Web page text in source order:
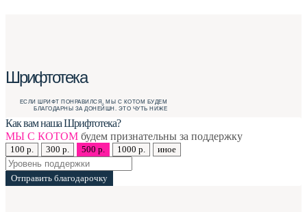
Шрифтотека
ЕСЛИ ШРИФТ ПОНРАВИЛСЯ, МЫ С КОТОМ БУДЕМ
БЛАГОДАРНЫ ЗА ДОНЕЙШН. ЭТО ЧУТЬ НИЖЕ
Как вам наша Шрифтотека?
МЫ С КОТОМ будем признательны за поддержку
100 р. 300 р. 500 р. 1000 р. иное
Отправить благодарочку